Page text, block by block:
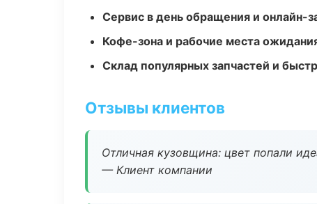
Сервис в день обращения и онлайн-
Кофе-зона и рабочие места
Склад популярных запчастей и
Отзывы клиентов
Отличная кузовщина: цвет попали
— Клиент компании